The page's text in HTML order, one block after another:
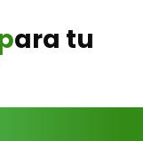
ara tu